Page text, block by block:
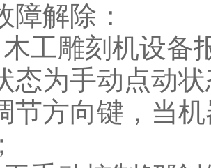
障解除：
工雕刻机设备
态为手动点动
节方向键，当